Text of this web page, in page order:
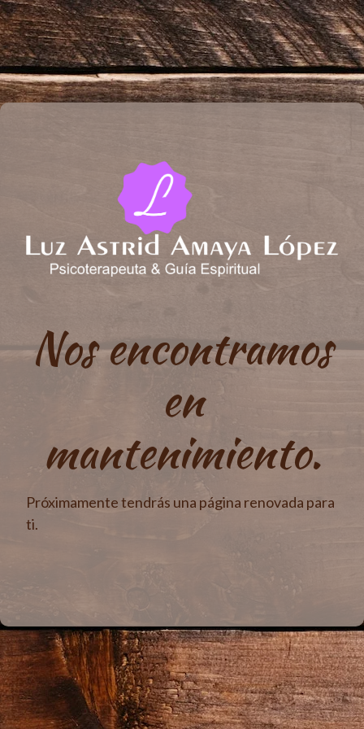
Nos encontramos
en
mantenimiento.
Próximamente tendrás una página renovada para
ti.